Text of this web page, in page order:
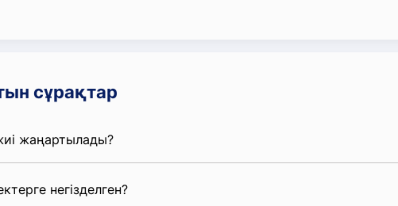
сұрақтар
жаңартылады?
негізделген?